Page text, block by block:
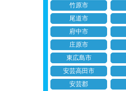
竹原市
尾道市
府中市
庄原市
東広島市
安芸高田市
安芸郡